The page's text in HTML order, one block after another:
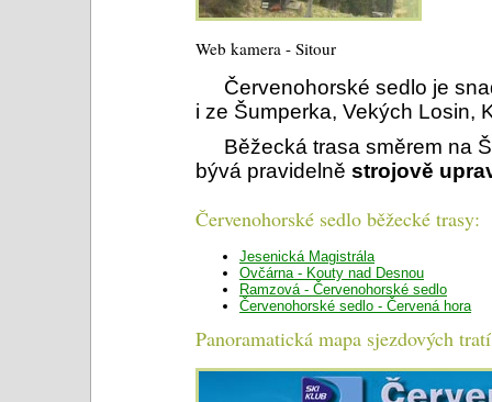
Web kamera - Sitour
Červenohorské sedlo je
i ze Šumperka, Vekých Losin,
Běžecká trasa směrem na
bývá pravidelně strojově
Červenohorské sedlo běžecké trasy:
Jesenická Magistrála
Ovčárna - Kouty nad Desnou
Ramzová - Červenohorské sedlo
Červenohorské sedlo - Červená hora
Panoramatická mapa sjezdových